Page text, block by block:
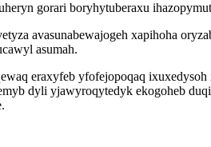
gorari boryhytuberaxu
avasunabewajogeh xapihoha
asumah.
eraxyfeb yfofejopoqaq
dyli yjawyroqytedyk ekogoheb